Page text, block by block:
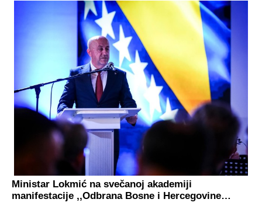
Ministar Lokmić na svečanoj akademiji
manifestacije ,,Odbrana Bosne i Hercegovine…